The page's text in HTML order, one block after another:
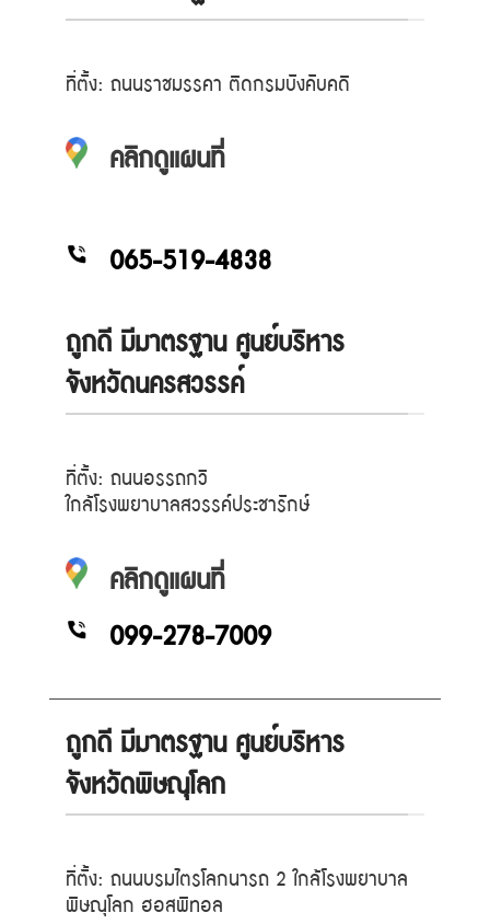
ที่ตั้ง: ถนนราชมรรคา ติดกรมบังคับคดี
คลิกดูแผนที่
065-519-4838
ถูกดี มีมาตรฐาน ศูนย์บริหาร
จังหวัดนครสวรรค์
ที่ตั้ง: ถนนอรรถกวี
ใกล้โรงพยาบาลสวรรค์ประชารักษ์
คลิกดูแผนที่
099-278-7009
ถูกดี มีมาตรฐาน ศูนย์บริหาร
จังหวัดพิษณุโลก
ที่ตั้ง: ถนนบรมไตรโลกนารถ 2 ใกล้โรงพยาบาล
พิษณุโลก ฮอสพิทอล